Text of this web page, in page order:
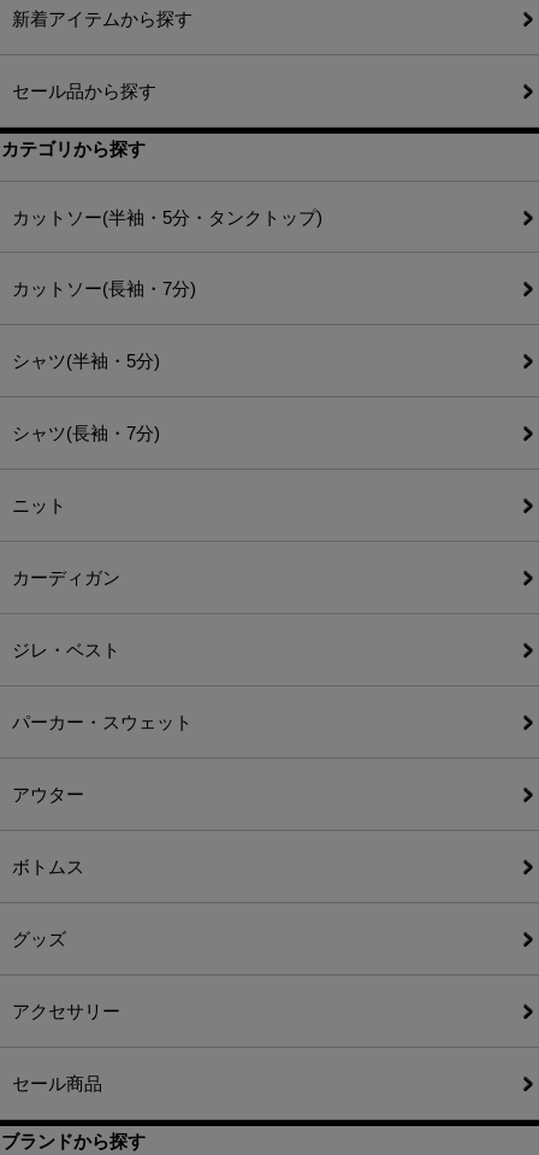
新着アイテムから探す
セール品から探す
カテゴリから探す
カットソー(半袖・5分・タンクトップ)
カットソー(長袖・7分)
シャツ(半袖・5分)
シャツ(長袖・7分)
ニット
カーディガン
ジレ・ベスト
パーカー・スウェット
アウター
ボトムス
グッズ
アクセサリー
セール商品
ブランドから探す